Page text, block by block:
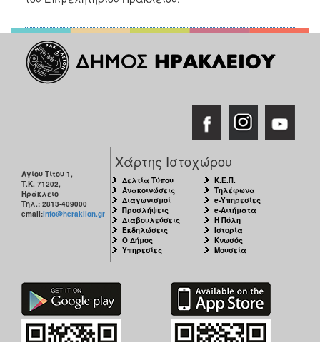
Αγίου Τίτου 1,
Τ.Κ. 71202,
Ηράκλειο
Τηλ.: 2813-409000
email:info@heraklion.gr
Χάρτης Ιστοχώρου
Δελτία Τύπου
Ανακοινώσεις
Διαγωνισμοί
Προσλήψεις
Διαβουλεύσεις
Εκδηλώσεις
Ο Δήμος
Υπηρεσίες
Κ.Ε.Π.
Τηλέφωνα
e-Υπηρεσίες
e-Αιτήματα
Η Πόλη
Ιστορία
Κνωσός
Μουσεία